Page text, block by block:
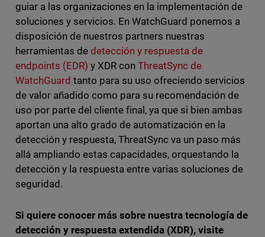
guiar a las organizaciones en la implementación de
soluciones y servicios. En WatchGuard ponemos a
disposición de nuestros partners nuestras
herramientas de detección y respuesta de
endpoints (EDR) y XDR con ThreatSync de
WatchGuard tanto para su uso ofreciendo servicios
de valor añadido como para su recomendación de
uso por parte del cliente final, ya que si bien ambas
aportan una alto grado de automatización en la
detección y respuesta, ThreatSync va un paso más
allá ampliando estas capacidades, orquestando la
detección y la respuesta entre varias soluciones de
seguridad.
Si quiere conocer más sobre nuestra tecnología de
detección y respuesta extendida (XDR), visite